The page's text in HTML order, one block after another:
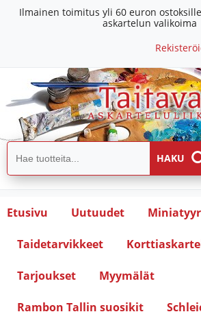
Ilmainen toimitus yli 60 euron
askartelun valikoima
Etusivu Uutuudet
Taidetarvikkeet
Tarjoukset Myymälät
Rambon Tallin suosikit